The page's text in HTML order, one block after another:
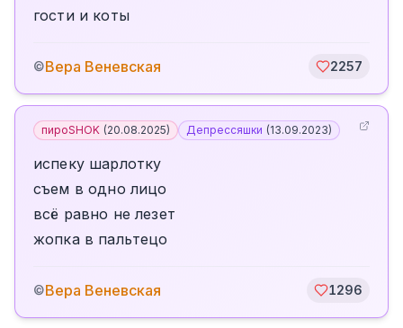
гости и коты
©Вера Веневская 2257
пироSHOK (20.08.2025) Депрессяшки (13.09.2023)
испеку шарлотку
съем в одно лицо
всё равно не лезет
жопка в пальтецо
©Вера Веневская 1296